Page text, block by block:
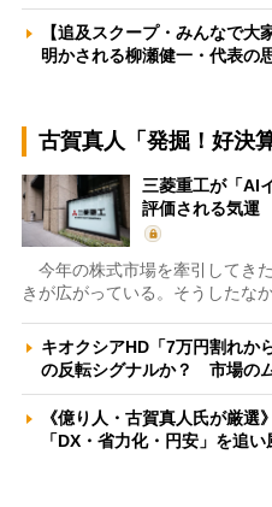
【追及スクープ・みんなで
明かされる柳瀬健一・代表の
古賀真人「発掘！好決
三菱重工が「AI
評価される気
今年の株式市場を牽引してき
きが広がっている。そうしたな
キオクシアHD「7万円割れか
の反転シグナルか？ 市場の
《億り人・古賀真人氏が厳選
「DX・省力化・円安」を追